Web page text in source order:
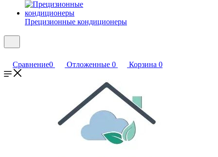
Прецизионные кондиционеры
Сравнение0 Отложенные 0 Корзина 0